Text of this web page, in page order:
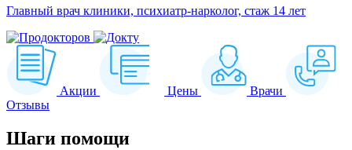
Главный врач клиники, психиатр-нарколог, стаж 14 лет
Акции Цены
Врачи
Отзывы
Шаги помощи